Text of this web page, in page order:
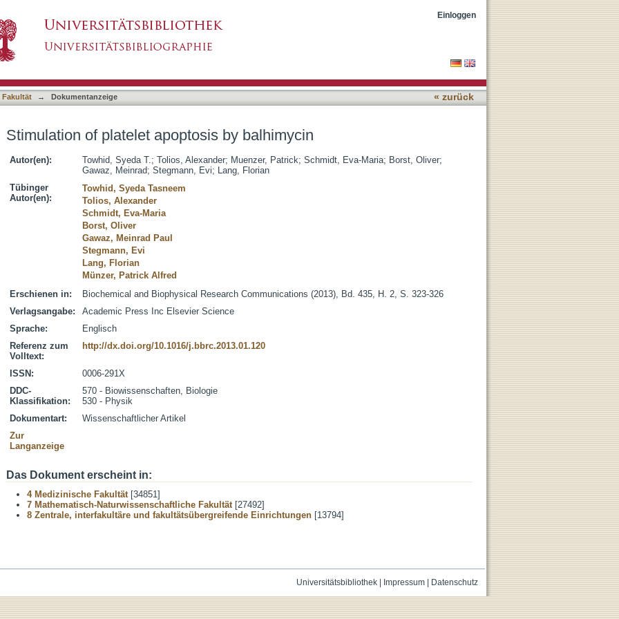
Einloggen
Fakultät → Dokumentanzeige « zurück
Stimulation of platelet apoptosis by balhimycin
Autor(en): Towhid, Syeda T.; Tolios, Alexander; Muenzer, Patrick; Schmidt, Eva-Maria; Borst, Oliver;
Gawaz, Meinrad; Stegmann, Evi; Lang, Florian
Tübinger
Autor(en):
Towhid, Syeda Tasneem
Tolios, Alexander
Schmidt, Eva-Maria
Borst, Oliver
Gawaz, Meinrad Paul
Stegmann, Evi
Lang, Florian
Münzer, Patrick Alfred
Erschienen in:
Biochemical and Biophysical Research Communications (2013), Bd. 435, H. 2, S. 323-326
Verlagsangabe:
Academic Press Inc Elsevier Science
Sprache:
Englisch
Referenz zum
Volltext:
http://dx.doi.org/10.1016/j.bbrc.2013.01.120
ISSN:
0006-291X
DDC-
Klassifikation:
570 - Biowissenschaften, Biologie
530 - Physik
Dokumentart:
Wissenschaftlicher Artikel
Zur
Langanzeige
Das Dokument erscheint in:
4 Medizinische Fakultät[34851]
7 Mathematisch-Naturwissenschaftliche Fakultät[27492]
8 Zentrale, interfakultäre und fakultätsübergreifende Einrichtungen [13794]
Universitätsbibliothek| Impressum| Datenschutz